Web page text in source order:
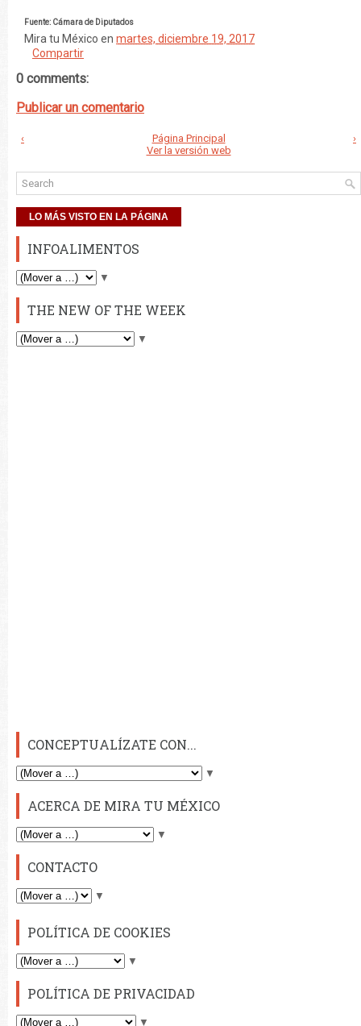
Fuente: Cámara de Diputados
Mira tu México en martes, diciembre 19, 2017
Compartir
0 comments:
Publicar un comentario
‹ ›
Página Principal
Ver la versión web
LO MÁS VISTO EN LA PÁGINA
INFOALIMENTOS
▼
THE NEW OF THE WEEK
▼
CONCEPTUALÍZATE CON...
▼
ACERCA DE MIRA TU MÉXICO
▼
CONTACTO
▼
POLÍTICA DE COOKIES
▼
POLÍTICA DE PRIVACIDAD
▼